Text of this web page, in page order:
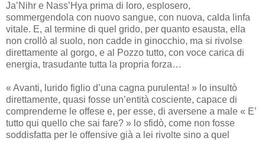
Ja’Nihr e Nass’Hya prima di loro, esplosero,
sommergendola con nuovo sangue, con nuova, calda linfa
vitale. E, al termine di quel grido, per quanto esausta, ella
non crollò al suolo, non cadde in ginocchio, ma si rivolse
direttamente al gorgo, e al Pozzo tutto, con voce carica di
energia, trasudante tutta la propria forza…
« Avanti, lurido figlio d’una cagna purulenta! » lo insultò
direttamente, quasi fosse un’entità cosciente, capace di
comprenderne le offese e, per esse, di aversene a male « E’
tutto qui quello che sai fare? » lo sfidò, come non fosse
soddisfatta per le offensive già a lei rivolte sino a quel